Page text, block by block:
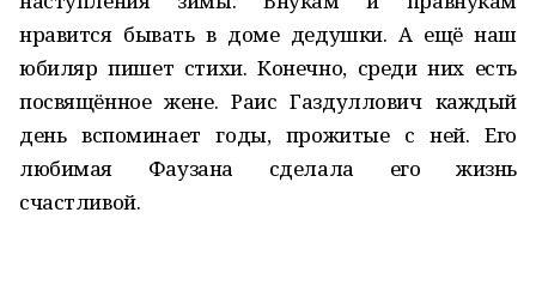
нравится бывать в доме дедушки. А ещё наш
юбиляр пишет стихи. Конечно, среди них есть
посвящённое жене. Раис Газдуллович каждый
день вспоминает годы, прожитые с ней. Его
любимая Фаузана сделала его жизнь
счастливой.